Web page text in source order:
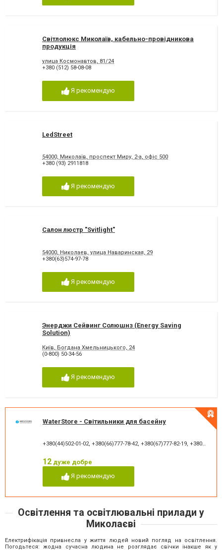
Світлолюкс Миколаїв, кабельно-провідникова
продукція
улица Космонавтов, 81/24
+380 (512) 58-08-08
Я рекомендую
LedStreet
54000, Миколаїв, проспект Миру, 2-а, офіс 500
+380 (93) 2911818
Я рекомендую
Салон люстр "Svitlight"
54000, Николаев, улица Наваринская, 29
+380(63)574-97-78
Я рекомендую
Энерджи Сейвинг Солюшнз (Energy Saving
Solution)
Київ, Богдана Хмельницького, 24
(0-800) 50-34-56
Я рекомендую
WaterStore - Світильники для басейну
+380(44)502-01-02, +380(66)777-78-42, +380(67)777-82-19, +380(67)890-80-80
12 дуже добре
Я рекомендую
Освітлення та освітлювальні прилади у
Миколаєві
Електрифікація привнесла у життя людей новий погляд на освітлення.
Погодьтеся: жодна сучасна людина не розглядає свічки інакше як у